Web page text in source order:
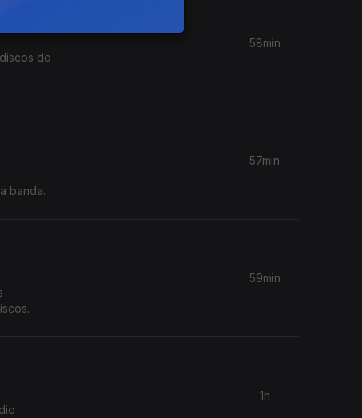
do
58min
banda.
57min
59min
1h